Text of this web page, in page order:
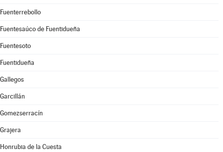
Fuenterrebollo
Fuentesaúco de Fuentidueña
Fuentesoto
Fuentidueña
Gallegos
Garcillán
Gomezserracín
Grajera
Honrubia de la Cuesta